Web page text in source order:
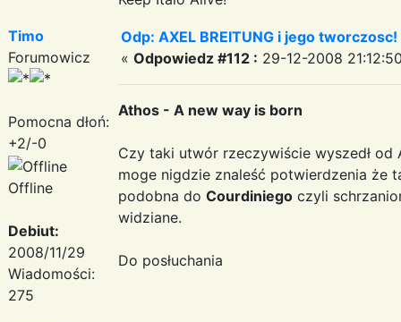
Timo
Forumowicz
Pomocna dłoń:
+2/-0
Offline
Debiut:
2008/11/29
Wiadomości:
275
Odp: AXEL BREITUNG i jego
« Odpowiedz #112 : 29-12-2008
Athos - A new way is born
Czy taki utwór rzeczywiście wyszedł
moge nigdzie znaleść potwierdzenia że
podobna do Courdiniego czyli
widziane.
Do posłuchania